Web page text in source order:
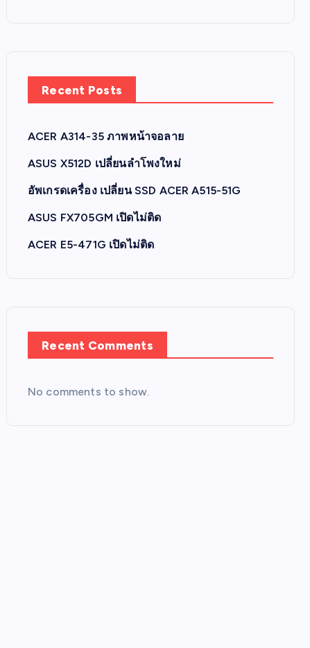
Recent Posts
ACER A314-35 ภาพหน้าจอลาย
ASUS X512D เปลี่ยนลำโพงใหม่
อัพเกรดเครื่อง เปลี่ยน SSD ACER A515-51G
ASUS FX705GM เปิดไม่ติด
ACER E5-471G เปิดไม่ติด
Recent Comments
No comments to show.